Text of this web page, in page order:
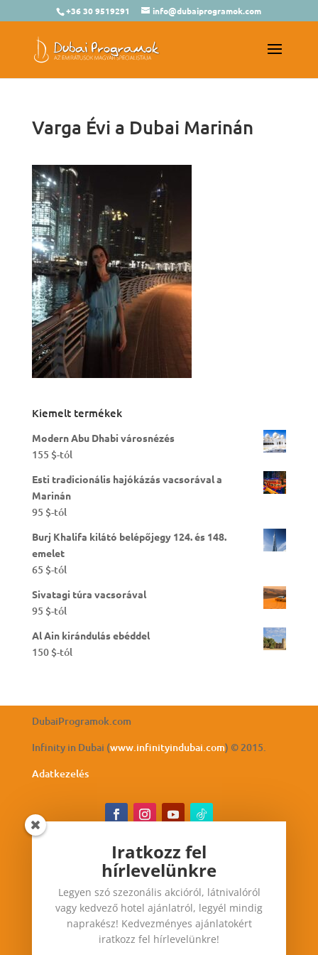
+36 30 9519291 info@dubaiprogramok.com
Varga Évi a Dubai Marinán
Kiemelt termékek
Modern Abu Dhabi városnézés
155 $-tól
Esti tradicionális hajókázás vacsorával a
Marinán
95 $-tól
Burj Khalifa kilátó belépőjegy 124. és 148.
emelet
65 $-tól
Sivatagi túra vacsorával
95 $-tól
Al Ain kirándulás ebéddel
150 $-tól
DubaiProgramok.com
Infinity in Dubai (www.infinityindubai.com) © 2015.
Adatkezelés
Iratkozz fel hírlevelünkre
Legyen szó szezonális akcióról, látnivalóról vagy
kedvező hotel ajánlatról, legyél mindig
naprakész! Kedvezményes ajánlatokért iratkozz
Iratkozz fel
hírlevelünkre
Legyen szó szezonális akcióról, látnivalóról
vagy kedvező hotel ajánlatról, legyél mindig
naprakész! Kedvezményes ajánlatokért
iratkozz fel hírlevelünkre!